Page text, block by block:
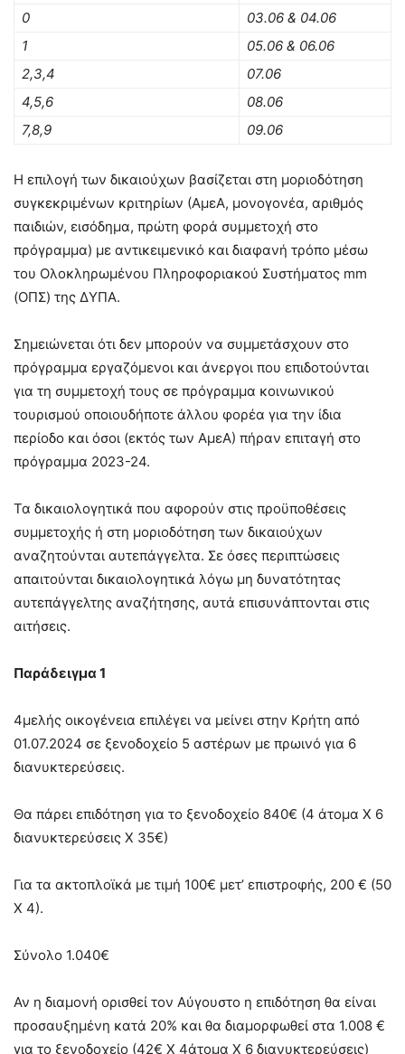
0
03.06 & 04.06
1
05.06 & 06.06
2,3,4
07.06
4,5,6
08.06
7,8,9
09.06
Η επιλογή των δικαιούχων βασίζεται στη μοριοδότηση
συγκεκριμένων κριτηρίων (ΑμεΑ, μονογονέα, αριθμός
παιδιών, εισόδημα, πρώτη φορά συμμετοχή στο
πρόγραμμα) με αντικειμενικό και διαφανή τρόπο μέσω
του Ολοκληρωμένου Πληροφοριακού Συστήματος mm
(ΟΠΣ) της ΔΥΠΑ.
Σημειώνεται ότι δεν μπορούν να συμμετάσχουν στο
πρόγραμμα εργαζόμενοι και άνεργοι που επιδοτούνται
για τη συμμετοχή τους σε πρόγραμμα κοινωνικού
τουρισμού οποιουδήποτε άλλου φορέα για την ίδια
περίοδο και όσοι (εκτός των ΑμεΑ) πήραν επιταγή στο
πρόγραμμα 2023-24.
Τα δικαιολογητικά που αφορούν στις προϋποθέσεις
συμμετοχής ή στη μοριοδότηση των δικαιούχων
αναζητούνται αυτεπάγγελτα. Σε όσες περιπτώσεις
απαιτούνται δικαιολογητικά λόγω μη δυνατότητας
αυτεπάγγελτης αναζήτησης, αυτά επισυνάπτονται στις
αιτήσεις.
Παράδειγμα 1
4μελής οικογένεια επιλέγει να μείνει στην Κρήτη από
01.07.2024 σε ξενοδοχείο 5 αστέρων με πρωινό για 6
διανυκτερεύσεις.
Θα πάρει επιδότηση για το ξενοδοχείο 840€ (4 άτομα Χ 6
διανυκτερεύσεις Χ 35€)
Για τα ακτοπλοϊκά με τιμή 100€ μετ’ επιστροφής, 200 € (50
Χ 4).
Σύνολο 1.040€
Αν η διαμονή ορισθεί τον Αύγουστο η επιδότηση θα είναι
προσαυξημένη κατά 20% και θα διαμορφωθεί στα 1.008 €
για το ξενοδοχείο (42€ Χ 4άτομα Χ 6 διανυκτερεύσεις)